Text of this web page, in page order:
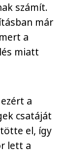
számít.
már
a
miatt
a
csatáját
el, így
lett a